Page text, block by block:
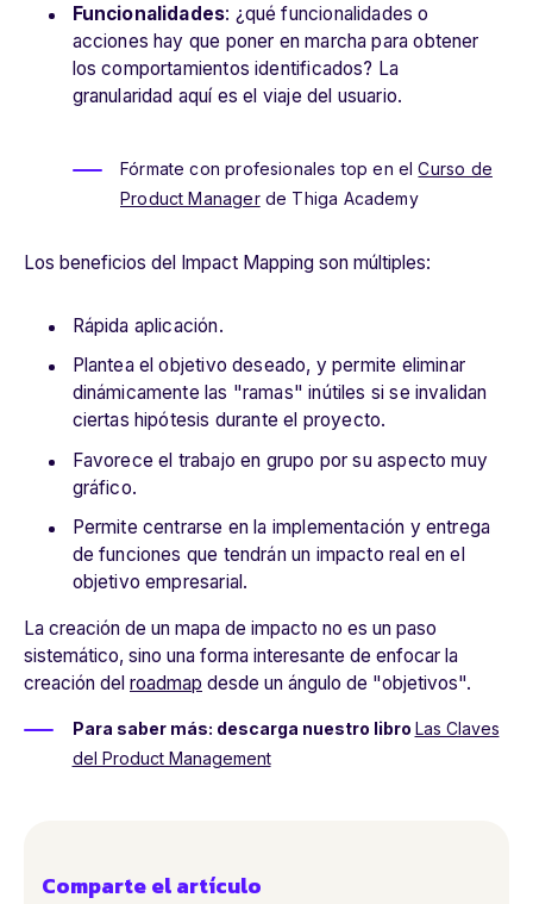
Funcionalidades: ¿qué funcionalidades o
acciones hay que poner en marcha para obtener
los comportamientos identificados? La
granularidad aquí es el viaje del usuario.
Fórmate con profesionales top en elCurso de
Product Managerde Thiga Academy
Los beneficios del Impact Mapping son múltiples:
Rápida aplicación.
Plantea el objetivo deseado, y permite eliminar
dinámicamente las "ramas" inútiles si se invalidan
ciertas hipótesis durante el proyecto.
Favorece el trabajo en grupo por su aspecto muy
gráfico.
Permite centrarse en la implementación y entrega
de funciones que tendrán un impacto real en el
objetivo empresarial.
La creación de un mapa de impacto no es un paso
sistemático, sino una forma interesante de enfocar la
creación del roadmap desde un ángulo de "objetivos".
Para saber más: descarga nuestro libro Las Claves
del Product Management
Comparte el artículo